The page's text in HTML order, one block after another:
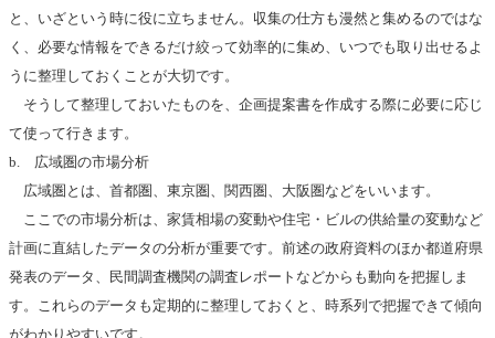
と、いざという時に役に立ちません。収集の仕方も漫然と集めるのではな
く、必要な情報をできるだけ絞って効率的に集め、いつでも取り出せるよ
うに整理しておくことが大切です。
そうして整理しておいたものを、企画提案書を作成する際に必要に応じ
て使って行きます。
b. 広域圏の市場分析
広域圏とは、首都圏、東京圏、関西圏、大阪圏などをいいます。
ここでの市場分析は、家賃相場の変動や住宅・ビルの供給量の変動など
計画に直結したデータの分析が重要です。前述の政府資料のほか都道府県
発表のデータ、民間調査機関の調査レポートなどからも動向を把握しま
す。これらのデータも定期的に整理しておくと、時系列で把握できて傾向
がわかりやすいです。